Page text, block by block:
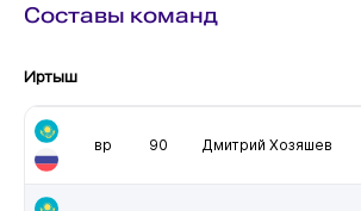
Составы команд
Иртыш
вр 90 Дмитрий Хозяшев